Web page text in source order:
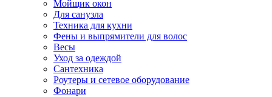
Мойщик окон
Для санузла
Техника для кухни
Фены и выпрямители для волос
Весы
Уход за одеждой
Сантехника
Роутеры и сетевое оборудование
Фонари